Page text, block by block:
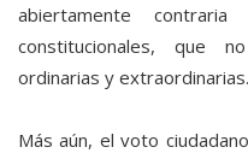
abiertamente
constitucionales, que
ordinarias y extraordinarias.
Más aún, el voto